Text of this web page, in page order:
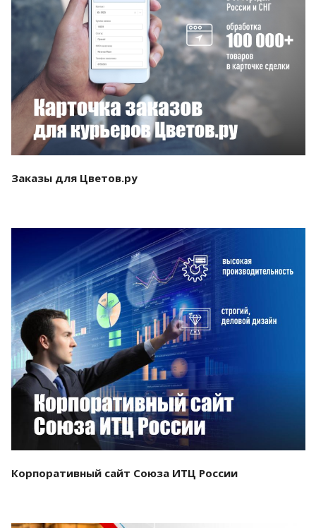
Смотреть проект
Заказы для Цветов.ру
Смотреть проект
Корпоративный сайт Союза ИТЦ России